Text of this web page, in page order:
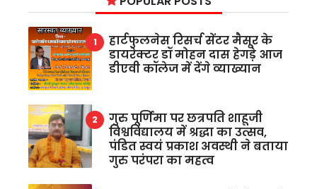
हार्टफुलनेस रिसर्च सेंटर मैसूर के
डायरेक्टर डॉ मोहन दास हेगड़े आज
डीएवी कॉलेज में देंगे व्याख्यान
गुरु पूर्णिमा पर छत्रपति शाहूजी
विश्वविद्यालय में श्रद्धा का उत्सव,
पंडित स्वयं प्रकाश अवस्थी ने बताया
गुरु परंपरा का महत्व